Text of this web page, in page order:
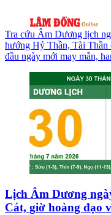
Tra cứu Âm Dương lịch
hướng Hỷ Thần, Tài
đầu ngày mới may mắn,
Lịch Âm Dương
Cát, giờ hoàng đạo